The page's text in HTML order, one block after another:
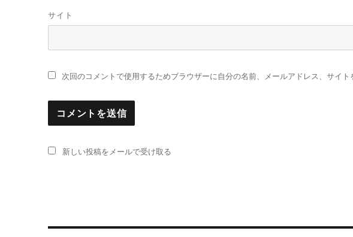
サイト
次回のコメントで使用するためブラウザーに自分の名前、メールアドレス、サイト
新しい投稿をメールで受け取る